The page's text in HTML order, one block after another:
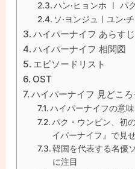
ハン·ヒョンホ ㅣ パ
ソ·ヨンジュㅣユン·
ハイパーナイフ あらすじ
ハイパーナイフ 相関図
エピソードリスト
OST
ハイパーナイフ 見どころ
ハイパーナイフの意味
パク・ウンビン、初
イパーナイフ』で見
韓国を代表する名優
に注目